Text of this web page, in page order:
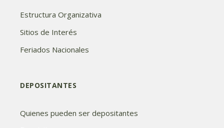
Estructura Organizativa
Sitios de Interés
Feriados Nacionales
DEPOSITANTES
Quienes pueden ser depositantes